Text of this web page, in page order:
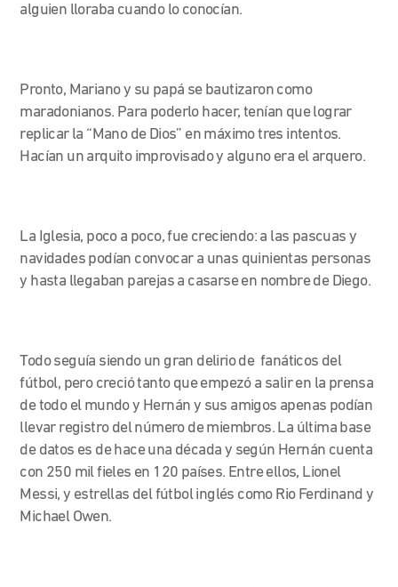
alguien lloraba cuando lo conocían.
Pronto, Mariano y su papá se bautizaron como
maradonianos. Para poderlo hacer, tenían que lograr
replicar la “Mano de Dios” en máximo tres intentos.
Hacían un arquito improvisado y alguno era el arquero.
La Iglesia, poco a poco, fue creciendo: a las pascuas y
navidades podían convocar a unas quinientas personas
y hasta llegaban parejas a casarse en nombre de Diego.
Todo seguía siendo un gran delirio de fanáticos del
fútbol, pero creció tanto que empezó a salir en la prensa
de todo el mundo y Hernán y sus amigos apenas podían
llevar registro del número de miembros. La última base
de datos es de hace una década y según Hernán cuenta
con 250 mil fieles en 120 países. Entre ellos, Lionel
Messi, y estrellas del fútbol inglés como Rio Ferdinand y
Michael Owen.